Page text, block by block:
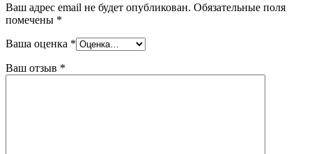
Ваш адрес email не будет опубликован. Обязательные поля
помечены *
Ваша оценка *
Ваш отзыв *